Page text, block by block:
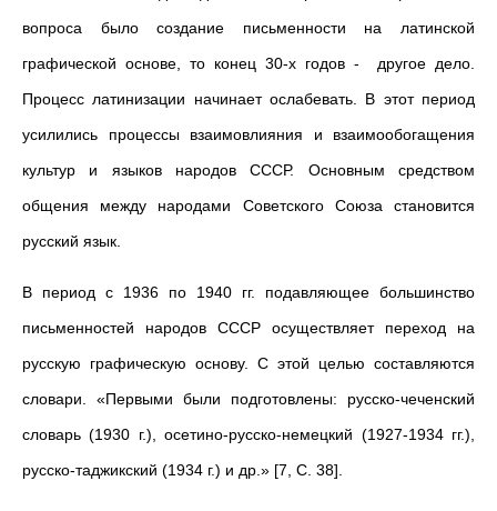
вопроса было создание письменности на латинской
графической основе, то конец 30-х годов - другое дело.
Процесс латинизации начинает ослабевать. В этот период
усилились процессы взаимовли­яния и взаимообогащения
культур и языков народов СССР. Основ­ным средством
общения между народами Советского Союза становится
русский язык.
В период с 1936 по 1940 гг. подавляющее большинство
письменностей народов СССР осуществляет переход на
русскую графическую основу. С этой целью составляются
словари. «Первыми были подго­товлены: русско-чеченский
словарь (1930 г.), осетино-русско-немецкий (1927-1934 гг.),
русско-таджикский (1934 г.) и др.» [7, С. 38].